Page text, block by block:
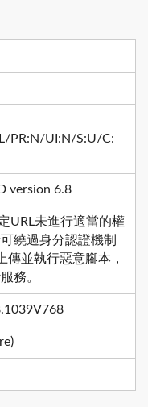
PR:N/UI:N/S:U/C:
version 6.8
URL未進行適當的權
繞過身分認證機制
傳並執行惡意腳本，
務。